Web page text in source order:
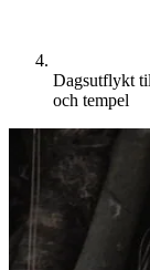
Dagsutflykt
och tempel